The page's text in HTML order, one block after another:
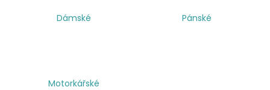
Dámské Pánské
Motorkářské